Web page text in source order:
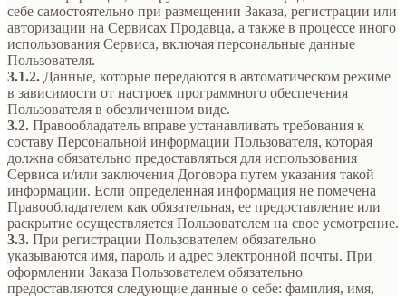
себе самостоятельно при размещении Заказа, регистрации или
авторизации на Сервисах Продавца, а также в процессе иного
использования Сервиса, включая персональные данные
Пользователя.
3.1.2. Данные, которые передаются в автоматическом режиме
в зависимости от настроек программного обеспечения
Пользователя в обезличенном виде.
3.2. Правообладатель вправе устанавливать требования к
составу Персональной информации Пользователя, которая
должна обязательно предоставляться для использования
Сервиса и/или заключения Договора путем указания такой
информации. Если определенная информация не помечена
Правообладателем как обязательная, ее предоставление или
раскрытие осуществляется Пользователем на свое усмотрение.
3.3. При регистрации Пользователем обязательно
указываются имя, пароль и адрес электронной почты. При
оформлении Заказа Пользователем обязательно
предоставляются следующие данные о себе: фамилия, имя,